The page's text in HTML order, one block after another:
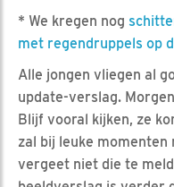
* We kregen nog
met regendruppels op
Alle jongen vliegen al
update-verslag.
Blijf vooral kijken, ze
zal bij leuke
vergeet niet die te